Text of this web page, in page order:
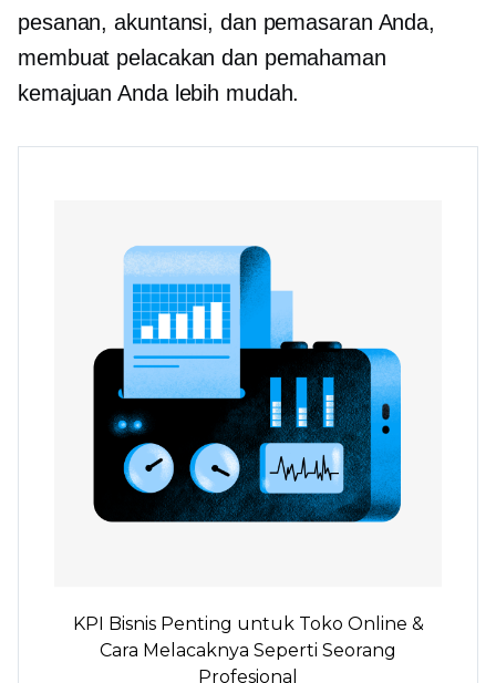
pesanan, akuntansi, dan pemasaran Anda,
membuat pelacakan dan pemahaman
kemajuan Anda lebih mudah.
KPI Bisnis Penting untuk Toko Online &
Cara Melacaknya Seperti Seorang
Profesional